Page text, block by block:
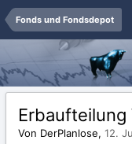
Fonds und Fondsdepot
Von DerPlanlose, 12.